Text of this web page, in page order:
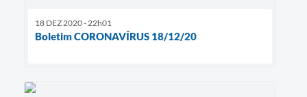
18 DEZ 2020 - 22h01
Boletim CORONAVÍRUS 18/12/20